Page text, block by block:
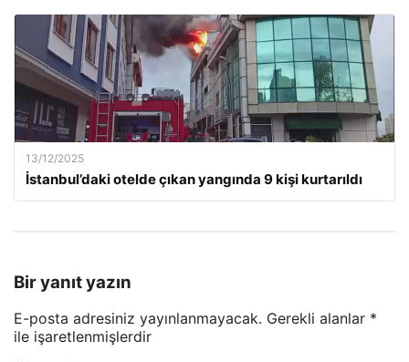
13/12/2025
İstanbul’daki otelde çıkan yangında 9 kişi kurtarıldı
Bir yanıt yazın
E-posta adresiniz yayınlanmayacak. Gerekli alanlar *
ile işaretlenmişlerdir